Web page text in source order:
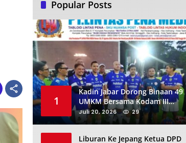
Popular Posts
1
Kadin Jabar Dorong Binaan 49
UMKM Bersama Kodam III
Siliwangi Sambil Nobar Final
Piala Dunia, Akan Ada Investor
Juli 20, 2026 29
Liburan Ke Jepang Ketua DPD